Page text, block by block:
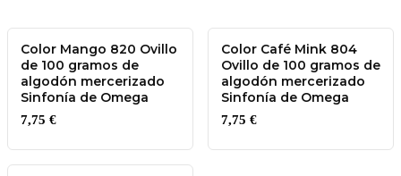
Color Mango 820 Ovillo
de 100 gramos de
algodón mercerizado
Sinfonía de Omega
7,75 €
Color Café Mink 804
Ovillo de 100 gramos de
algodón mercerizado
Sinfonía de Omega
7,75 €